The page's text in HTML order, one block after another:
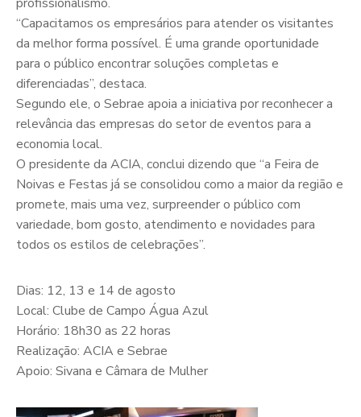
“Capacitamos os empresários para atender os visitantes
da melhor forma possível. É uma grande oportunidade
para o público encontrar soluções completas e
diferenciadas”, destaca.
Segundo ele, o Sebrae apoia a iniciativa por reconhecer a
relevância das empresas do setor de eventos para a
economia local.
O presidente da ACIA, conclui dizendo que “a Feira de
Noivas e Festas já se consolidou como a maior da região e
promete, mais uma vez, surpreender o público com
variedade, bom gosto, atendimento e novidades para
todos os estilos de celebrações”.
Dias: 12, 13 e 14 de agosto
Local: Clube de Campo Água Azul
Horário: 18h30 as 22 horas
Realização: ACIA e Sebrae
Apoio: Sivana e Câmara de Mulher